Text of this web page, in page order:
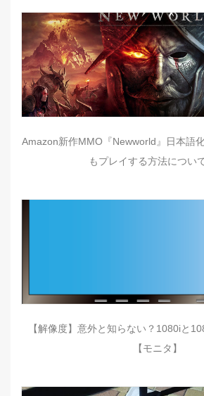
Amazon新作MMO『Newworld』日本語
もプレイする方法につい
【解像度】意外と知らない？1080iと
【モニタ】